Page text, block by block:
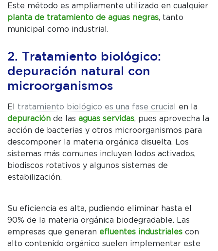
Este método es ampliamente utilizado en cualquier
planta de tratamiento de aguas negras, tanto
municipal como industrial.
2. Tratamiento biológico:
depuración natural con
microorganismos
El tratamiento biológico es una fase crucial
en la
depuración de las aguas servidas, pues aprovecha la
acción de bacterias y otros microorganismos para
descomponer la materia orgánica disuelta. Los
sistemas más comunes incluyen lodos activados,
biodiscos rotativos y algunos sistemas de
estabilización.
Su eficiencia es alta, pudiendo eliminar hasta el
90% de la materia orgánica biodegradable. Las
empresas que generan efluentes industriales con
alto contenido orgánico suelen implementar este